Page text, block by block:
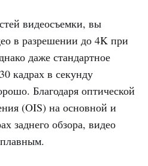
видеосъемки, вы
в разрешении до 4K при
даже стандартное
кадрах в секунду
Благодаря оптической
(OIS) на основной и
заднего обзора, видео